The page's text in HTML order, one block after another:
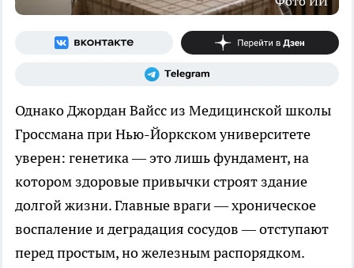
Однако Джордан Вайсс из Медицинской школы
Гроссмана при Нью-Йоркском университете
уверен: генетика — это лишь фундамент, на
котором здоровые привычки строят здание
долгой жизни. Главные враги — хроническое
воспаление и деградация сосудов — отступают
перед простым, но железным распорядком.